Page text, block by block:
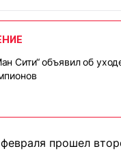
Сити“ объявил об
прошел